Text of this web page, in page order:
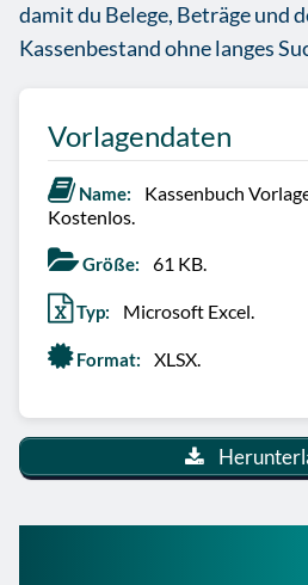
damit du Belege, Beträge und
Kassenbestand ohne langes
Vorlagendaten
Name:
Kassenbuch
Kostenlos.
Größe: 61 KB.
Typ: Microsoft Excel.
Format: XLSX.